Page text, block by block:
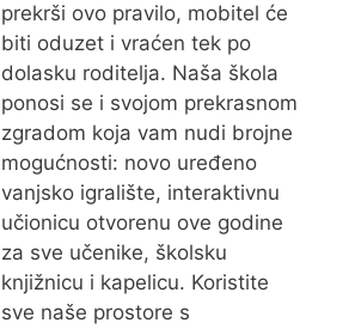
prekrši ovo pravilo, mobitel će
biti oduzet i vraćen tek po
dolasku roditelja. Naša škola
ponosi se i svojom prekrasnom
zgradom koja vam nudi brojne
mogućnosti: novo uređeno
vanjsko igralište, interaktivnu
učionicu otvorenu ove godine
za sve učenike, školsku
knjižnicu i kapelicu. Koristite
sve naše prostore s